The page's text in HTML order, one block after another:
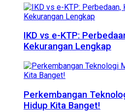
IKD vs e-KTP:
Kekurangan Lengkap
Perkembangan
Hidup Kita Banget!